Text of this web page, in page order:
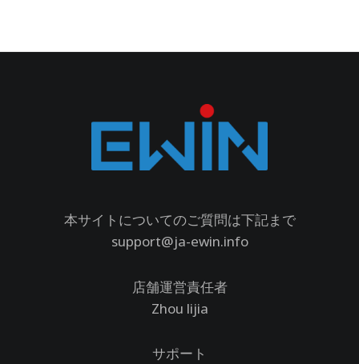
本サイトについてのご質問は下記まで
support@ja-ewin.info
店舗運営責任者
Zhou lijia
サポート